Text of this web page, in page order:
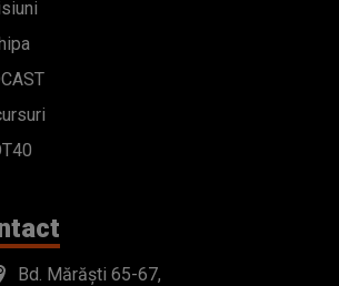
Bd. Mărăști 65-67,